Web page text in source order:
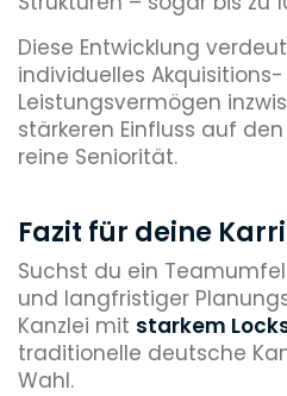
Diese Entwicklung
individuelles
Leistungsvermögen
stärkeren Einfluss auf
reine Seniorität.
Fazit für deine
Suchst du ein
und langfristiger
Kanzlei mit starkem
traditionelle deutsche
Wahl.